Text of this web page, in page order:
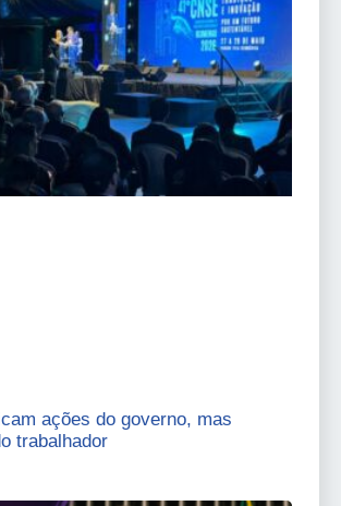
ações do governo, mas
trabalhador